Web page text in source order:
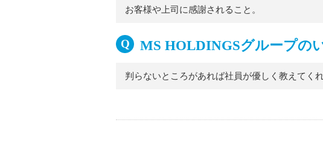
お客様や上司に感謝されること。
MS HOLDINGSグループの
判らないところがあれば社員が優しく教えてく